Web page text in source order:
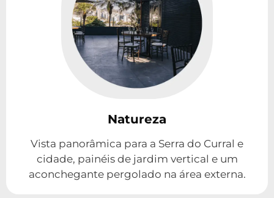
Natureza
Vista panorâmica para a Serra do Curral e
cidade, painéis de jardim vertical e um
aconchegante pergolado na área externa.